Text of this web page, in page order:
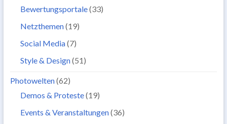
Bewertungsportale(33)
Netzthemen(19)
Social Media(7)
Style & Design(51)
Photowelten(62)
Demos & Proteste(19)
Events & Veranstaltungen(36)